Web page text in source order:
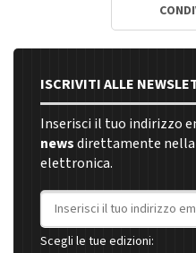
ISCRIVITI ALLE
Inserisci il tuo indirizzo
newsdirettamente nella
elettronica.
Indirizzo email
Scegli le tue edizioni: